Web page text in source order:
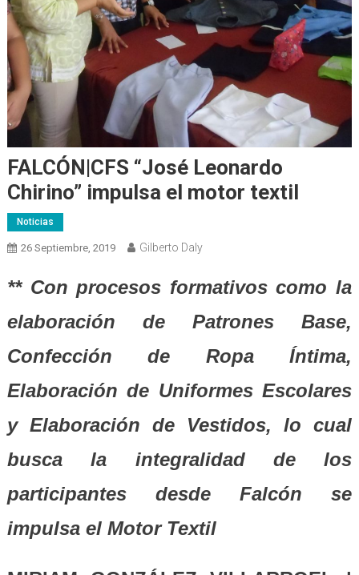
FALCÓN|CFS “José Leonardo
Chirino” impulsa el motor textil
Noticias
26 Septiembre, 2019 Gilberto Daly
** Con procesos formativos como la
elaboración de Patrones Base,
Confección de Ropa Íntima,
Elaboración de Uniformes Escolares
y Elaboración de Vestidos, lo cual
busca la integralidad de los
participantes desde Falcón se
impulsa el Motor Textil